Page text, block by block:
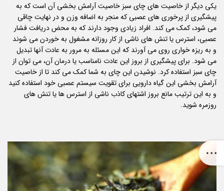
یکی دیگر از خاصیت های چای سبز خاصیت آرامش بخشی آن است که به
پیشگیری از پرخوری های عصبی که منجر به اضافه وزن و در نهایت چاقی
می شود، کمک می کند. افراد زیادی وجود دارند که به محض دریافت فشار
عصبی، استرس یا تنش های ناشی از کار روزانه مشغول به خوردن می شوند
و به ریزه خواری روی می آورند که این مسئله به مرور به عادت آنها تبدیل
می شود. برای پیشگیری از بروز این عادت نامناسب یا درمان آن، می توان از
چای سبز استفاده کرد. نوشیدن این چای به شما کمک می کند تا از خاصیت
آرامش بخشی این گیاه دارویی برای تقویت سیستم عصبی خود استفاده کنید
و به این ترتیب مانع بروز اشتهای کاذب ناشی از استرس ها یا تنش های
روزمره شوید.